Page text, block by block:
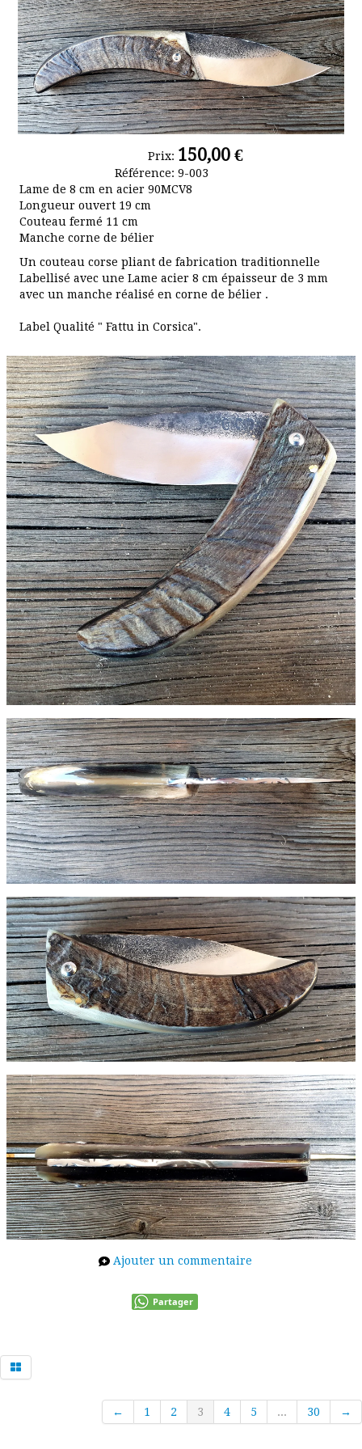
les-dessins
Album photo
Prix: 150,00 €
Référence: 9-003
Lame de 8 cm en acier 90MCV8
Longueur ouvert 19 cm
Couteau fermé 11 cm
Manche corne de bélier
Un couteau corse pliant de fabrication traditionnelle
Labellisé avec une Lame acier 8 cm épaisseur de 3 mm
avec un manche réalisé en corne de bélier .
Label Qualité " Fattu in Corsica".
Ajouter un commentaire
Partager
← 1 2 3 4 5 ... 30 →